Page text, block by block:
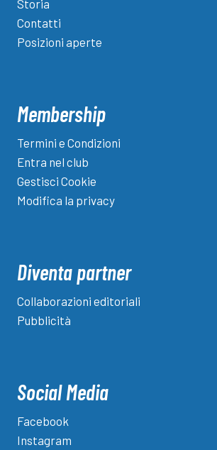
Storia
Contatti
Posizioni aperte
Membership
Termini e Condizioni
Entra nel club
Gestisci Cookie
Modifica la privacy
Diventa partner
Collaborazioni editoriali
Pubblicità
Social Media
Facebook
Instagram